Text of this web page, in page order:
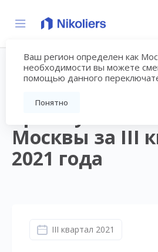
Ваш регион определен как
необходимости вы можете
помощью данного
Понятно
рынка
Москвы за III
2021 года
III квартал 2021